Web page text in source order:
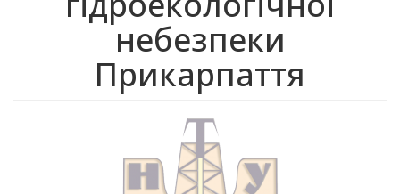
небезпеки
Прикарпаття